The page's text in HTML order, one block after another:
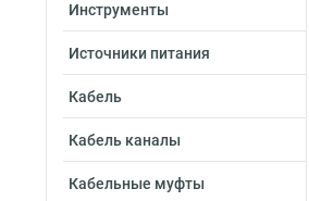
Инструменты
Источники питания
Кабель
Кабель каналы
Кабельные муфты